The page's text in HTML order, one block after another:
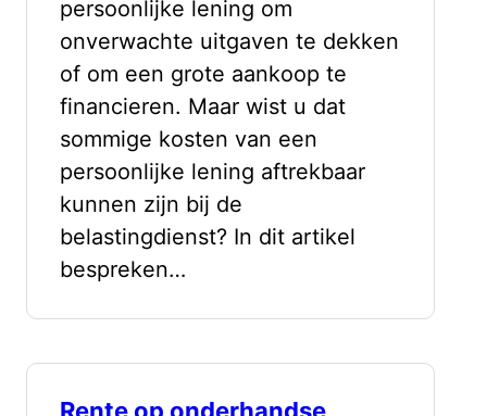
persoonlijke lening om
onverwachte uitgaven te dekken
of om een grote aankoop te
financieren. Maar wist u dat
sommige kosten van een
persoonlijke lening aftrekbaar
kunnen zijn bij de
belastingdienst? In dit artikel
bespreken…
Rente op onderhandse